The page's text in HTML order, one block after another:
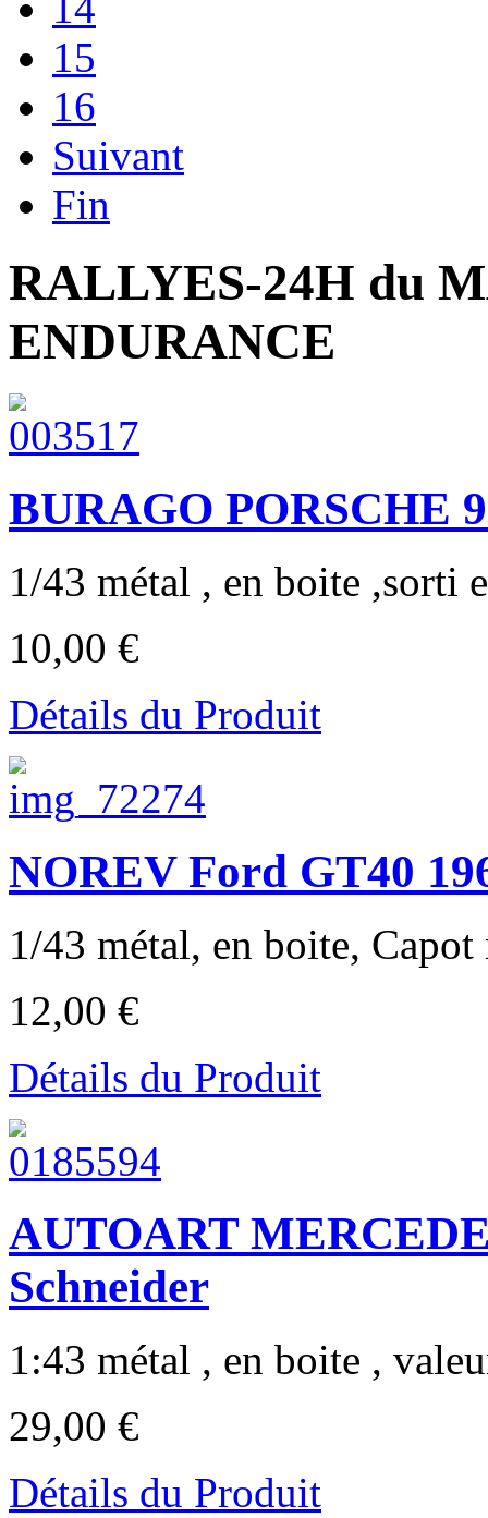
15
16
Suivant
Fin
RALLYES-24H du
ENDURANCE
BURAGO PORSCHE
1/43 métal , en boite ,sorti
10,00 €
Détails du Produit
NOREV Ford GT40
1/43 métal, en boite, Capot
12,00 €
Détails du Produit
AUTOART
Schneider
1:43 métal , en boite ,
29,00 €
Détails du Produit